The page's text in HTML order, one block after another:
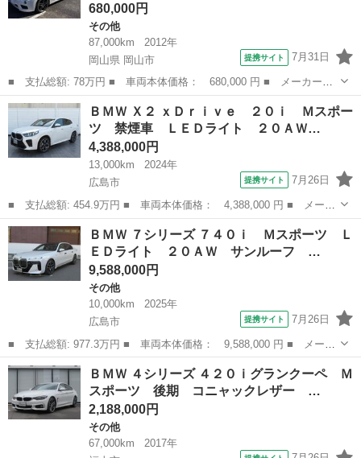
680,000円
その他
87,000km
2012年
岡山県 岡山市
提携サイト 7月31日
■ 支払総額: 78万円 ■ 車両本体価格： 680,000 円 ■ メーカー
名： ＢＭＷ ■ 車種名： Ｘ１ ■ グレード名： ｘＤｒｉｖｅ
２０ｉ Ｍスポーツパッケージ ナビ バックカメラ ＥＴＣ 車高
調 Ｓｃｈｎｉｔ...
岡山 岡山市
ＢＭＷ Ｘ２ ｘＤｒｉｖｅ ２０ｉ Ｍスポー
ツ 禁煙車 ＬＥＤライト ２０ＡＷ…
4,388,000円
13,000km
2024年
広島市
提携サイト 7月26日
■ 支払総額: 454.9万円 ■ 車両本体価格： 4,388,000 円 ■ メーカ
ー名： ＢＭＷ ■ 車種名： Ｘ２ ■ グレード名： ｘＤｒｉｖ
ｅ ２０ｉ Ｍスポーツ 禁煙車 ＬＥＤライト ２０ＡＷ Ａトラ
ンク ＰＤ...
広島 広島市
ＢＭＷ ７シリーズ ７４０ｉ Ｍスポーツ Ｌ
ＥＤライト ２０ＡＷ サンルーフ …
9,588,000円
その他
10,000km
2025年
広島市
提携サイト 7月26日
■ 支払総額: 977.3万円 ■ 車両本体価格： 9,588,000 円 ■ メーカ
ー名： ＢＭＷ ■ 車種名： ７シリーズ ■ グレード名： ７４０
ｉ Ｍスポーツ ＬＥＤライト ２０ＡＷ サンルーフ オートトラ
ンク ス...
広島 広島市
ＢＭＷ ４シリーズ ４２０ｉグランクーペ Ｍ
スポーツ 後期 コニャックレザー …
2,188,000円
その他
67,000km
2017年